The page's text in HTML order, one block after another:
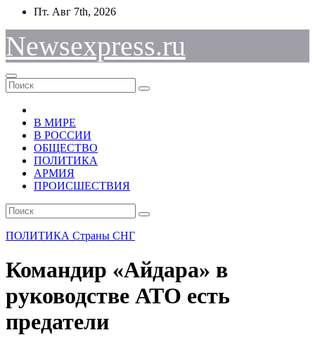
Перейти
содержимому
Пт. Авг 7th, 2026
Newsexpress.ru
В МИРЕ
В РОССИИ
ОБЩЕСТВО
ПОЛИТИКА
АРМИЯ
ПРОИСШЕСТВИЯ
ПОЛИТИКА Страны СНГ
Командир «Айдара» в
руководстве АТО есть
предатели